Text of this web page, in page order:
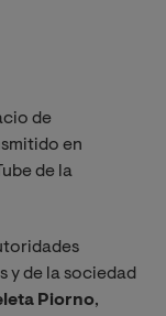
de
en
de la
y de la sociedad
Piorno,